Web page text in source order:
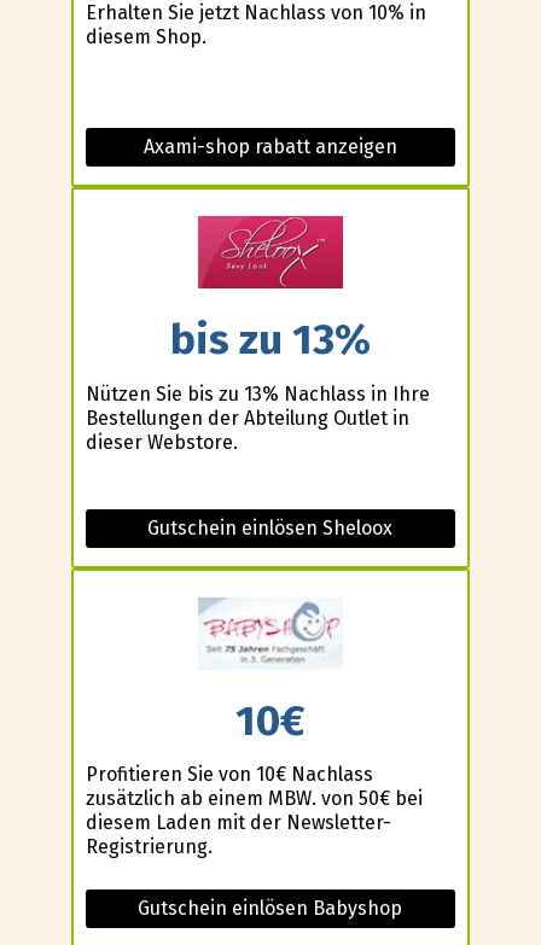
Erhalten Sie jetzt Nachlass von 10% in
diesem Shop.
Axami-shop rabatt anzeigen
bis zu 13%
Nützen Sie bis zu 13% Nachlass in Ihre
Bestellungen der Abteilung Outlet in
dieser Webstore.
Gutschein einlösen Sheloox
10€
Profitieren Sie von 10€ Nachlass
zusätzlich ab einem MBW. von 50€ bei
diesem Laden mit der Newsletter-
Registrierung.
Gutschein einlösen Babyshop